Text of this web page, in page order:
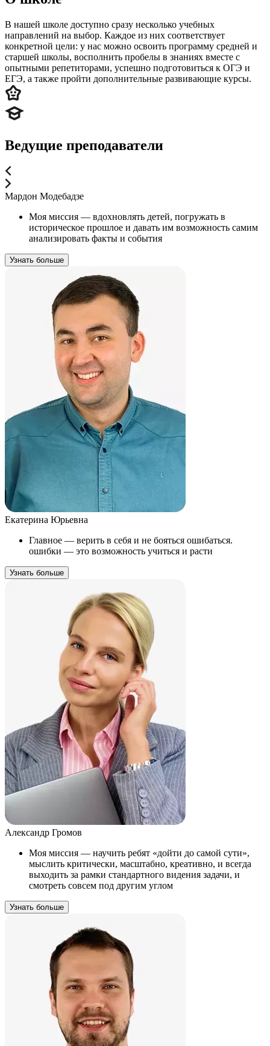
В нашей школе доступно сразу несколько учебных
направлений на выбор. Каждое из них соответствует
конкретной цели: у нас можно освоить программу средней и
старшей школы, восполнить пробелы в знаниях вместе с
опытными репетиторами, успешно подготовиться к ОГЭ и
ЕГЭ, а также пройти дополнительные развивающие курсы.
Ведущие преподаватели
Мардон Модебадзе
Моя миссия — вдохновлять детей, погружать в
историческое прошлое и давать им возможность самим
анализировать факты и события
Узнать больше
Екатерина Юрьевна
Главное — верить в себя и не бояться ошибаться.
ошибки — это возможность учиться и расти
Узнать больше
Александр Громов
Моя миссия — научить ребят «дойти до самой сути»,
мыслить критически, масштабно, креативно, и всегда
выходить за рамки стандартного видения задачи, и
смотреть совсем под другим углом
Узнать больше